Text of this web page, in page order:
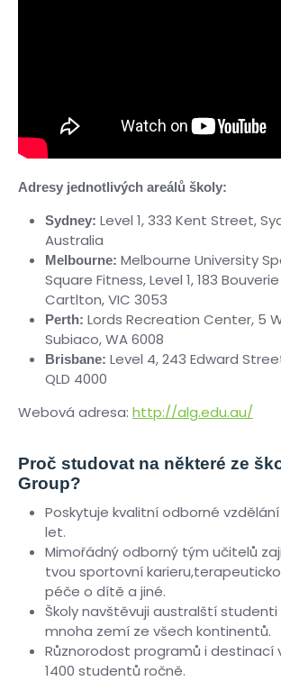
Adresy jednotlivých areálů školy:
Sydney: Level 1, 333 Kent Street,
Australia
Melbourne: Melbourne University
Square Fitness, Level 1, 183
Cartlton, VIC 3053
Perth: Lords Recreation Center, 5
Subiaco, WA 6008
Brisbane: Level 4, 243 Edward
QLD 4000
Webová adresa: http://alg.edu.au/
Proč studovat na některé ze
Group?
Poskytuje kvalitní odborné vzdělání
let.
Mimořádný odborný tým učitelů
tvou sportovní
péče o dítě a jiné.
Školy navštěvuji australští
mnoha zemí ze všech kontinentů.
Různorodost programů i destinací
1400 studentů ročně.